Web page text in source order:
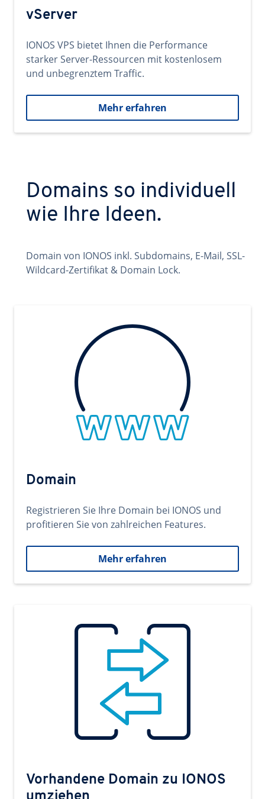
vServer
IONOS VPS bietet Ihnen die Performance
starker Server-Ressourcen mit kostenlosem
und unbegrenztem Traffic.
Mehr erfahren
Domains so individuell
wie Ihre Ideen.
Domain von IONOS inkl. Subdomains, E-Mail, SSL-
Wildcard-Zertifikat & Domain Lock.
Domain
Registrieren Sie Ihre Domain bei IONOS und
profitieren Sie von zahlreichen Features.
Mehr erfahren
Vorhandene Domain zu IONOS